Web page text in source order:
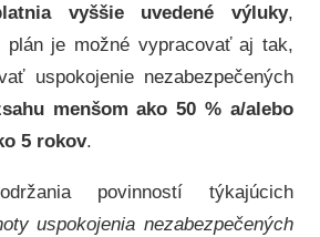
vyššie uvedené výluky,
plán je možné vypracovať aj tak,
uspokojenie nezabezpečených
menšom ako 50 % a/alebo
5 rokov.
povinností týkajúcich
uspokojenia nezabezpečených